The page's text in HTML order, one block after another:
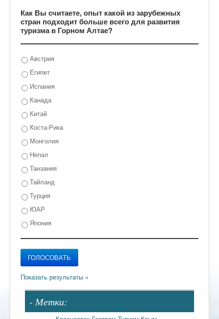
Как Вы считаете, опыт какой из зарубежных
стран подходит больше всего для развития
туризма в Горном Алтае?
Австрия
Египет
Испания
Канада
Китай
Коста-Рика
Монголия
Непал
Танзания
Тайланд
Турция
ЮАР
Япония
- Метки: